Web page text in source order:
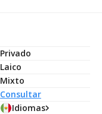
Privado
Laico
Mixto
Consultar
Idiomas